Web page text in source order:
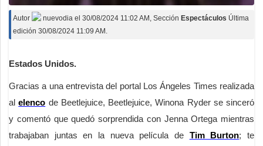
Autor nuevodia el 30/08/2024 11:02 AM, Sección Espectáculos Última
edición 30/08/2024 11:09 AM.
Estados Unidos.
Gracias a una entrevista del portal Los Ángeles Times realizada
alelenco de Beetlejuice, Beetlejuice, Winona Ryder se sinceró
y comentó que quedó sorprendida con Jenna Ortega mientras
trabajaban juntas en la nueva película de Tim Burton; te